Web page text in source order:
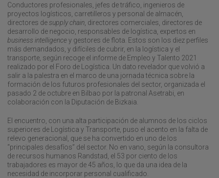
Conductores profesionales, jefes de tráfico, ingenieros de
proyectos logísticos, carretilleros y personal de almacén,
directores desupplychain , directores comerciales, directores de
desarrollo de negocio, responsables de logística, expertos en
business intelligencey gestores de flota. Estos son los diez perfiles
más demandados, y difíciles de cubrir, en la logística y el
transporte, según recoge el informe de Empleo y Talento 2021
realizado por el Foro de Logística. Un dato revelador que volvió a
salir a la palestra en el marco de una jornada técnica sobre la
formación de los futuros profesionales del sector, organizada el
pasado 2 de octubre en Bilbao por la patronal Asetrabi, en
colaboración con la Diputación de Bizkaia.
El encuentro, con una alta participación de alumnos de los ciclos
superiores de Logística y Transporte, puso el acento en la falta de
relevo generacional, que se ha convertido en uno de los
“principales desafíos” del sector. No en vano, según la consultora
de recursos humanos Randstad, el 53 por ciento de los
trabajadores es mayor de 45 años, lo que da una idea de la
necesidad de incorporar personal cualificado.